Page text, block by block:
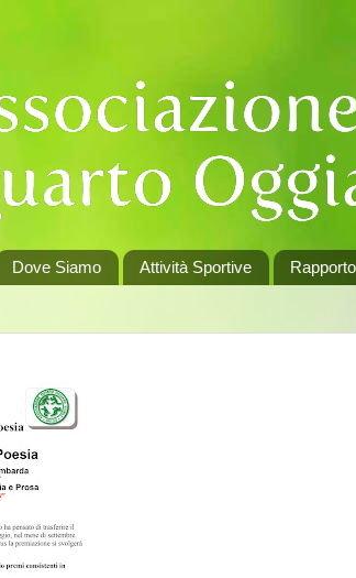
Dove Siamo Attività Sportive